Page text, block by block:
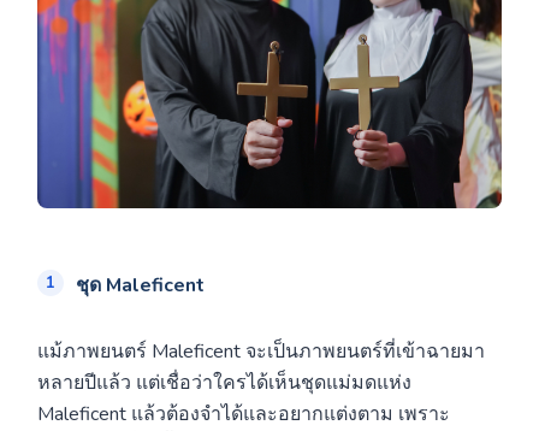
ชุด Maleficent
แม้ภาพยนตร์ Maleficent จะเป็นภาพยนตร์ที่เข้าฉายมา
หลายปีแล้ว แต่เชื่อว่าใครได้เห็นชุดแม่มดแห่ง
Maleficent แล้วต้องจำได้และอยากแต่งตาม เพราะ